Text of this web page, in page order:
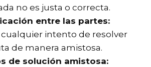
no es justa o correcta.
entre las partes:
cualquier intento de resolver
de manera amistosa.
de solución amistosa: